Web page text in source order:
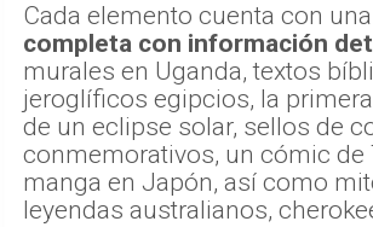
Cada elemento cuenta con una
completa con información
murales en Uganda, textos
jeroglíficos egipcios, la
de un eclipse solar, sellos de
conmemorativos, un cómic de
manga en Japón, así como
leyendas australianos,